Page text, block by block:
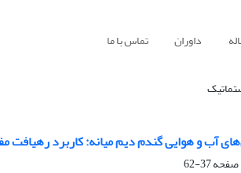
داوران تماس با ما
آب و هوایی گندم دیم میانه: کاربرد رهیافت
37-62